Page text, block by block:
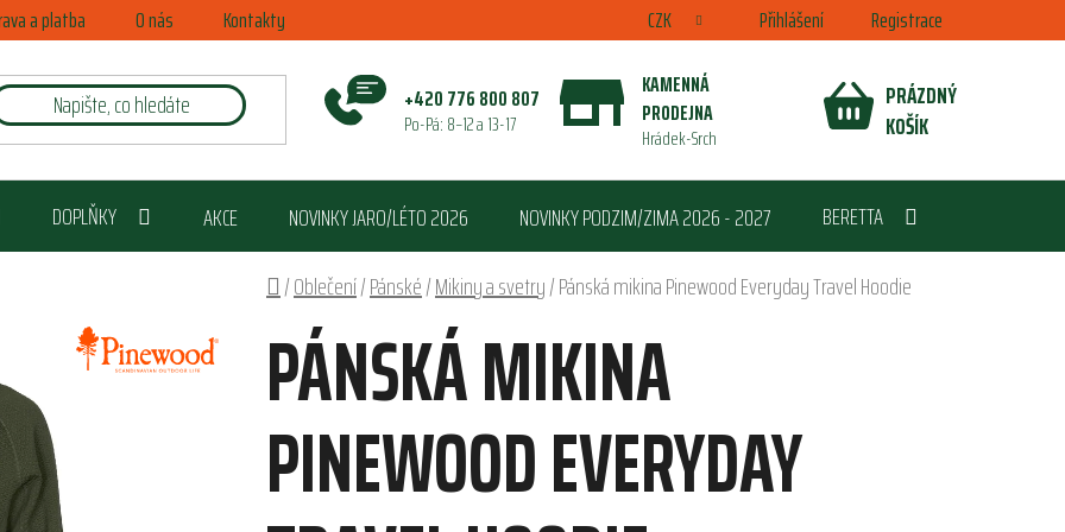
a platba O nás Kontakty CZK Přihlášení Registrace
+420 776 800 807
Po-Pá: 8–12 a 13-17
KAMENNÁ
PRODEJNA
Hrádek-Srch
NÁKUPNÍ
PRÁZDNÝ
KOŠÍK
DOPLŇKY AKCE NOVINKY JARO/LÉTO 2026 NOVINKY PODZIM/ZIMA 2026 - 2027
BERETTA
Domů
/Oblečení/Pánské/Mikiny a svetry/Pánská mikina Pinewood Everyday Travel Hoodie
PÁNSKÁ MIKINA
PINEWOOD EVERYDAY